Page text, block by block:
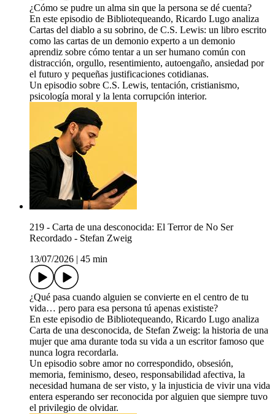
¿Cómo se pudre un alma sin que la persona se dé cuenta?
En este episodio de Bibliotequeando, Ricardo Lugo analiza
Cartas del diablo a su sobrino, de C.S. Lewis: un libro escrito
como las cartas de un demonio experto a un demonio
aprendiz sobre cómo tentar a un ser humano común con
distracción, orgullo, resentimiento, autoengaño, ansiedad por
el futuro y pequeñas justificaciones cotidianas.
Un episodio sobre C.S. Lewis, tentación, cristianismo,
psicología moral y la lenta corrupción interior.
219 - Carta de una desconocida: El Terror de No Ser
Recordado - Stefan Zweig
13/07/2026
45 min
¿Qué pasa cuando alguien se convierte en el centro de tu
vida… pero para esa persona tú apenas exististe?
En este episodio de Bibliotequeando, Ricardo Lugo analiza
Carta de una desconocida, de Stefan Zweig: la historia de una
mujer que ama durante toda su vida a un escritor famoso que
nunca logra recordarla.
Un episodio sobre amor no correspondido, obsesión,
memoria, feminismo, deseo, responsabilidad afectiva, la
necesidad humana de ser visto, y la injusticia de vivir una vida
entera esperando ser reconocida por alguien que siempre tuvo
el privilegio de olvidar.